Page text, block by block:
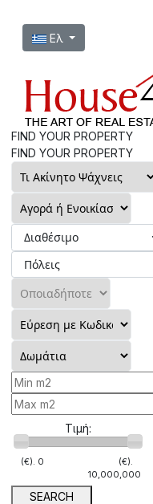
Επιλέξτε τη γλώσσα σας
Ελ
FIND YOUR PROPERTY
FIND YOUR PROPERTY
Τιμή:
(€). 0
(€).
10,000,000
SEARCH